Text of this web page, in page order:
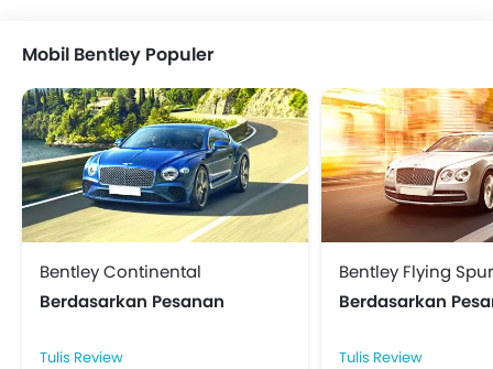
Mobil Bentley Populer
Bentley Continental
Berdasarkan Pesanan
Tulis Review
Bentley Flying Spur
Berdasarkan
Tulis Review